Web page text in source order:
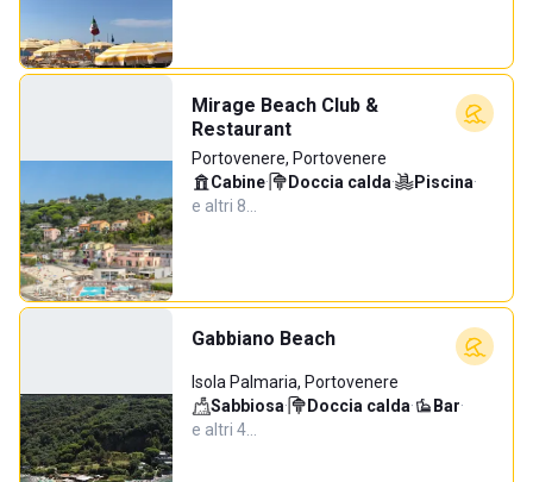
Mirage Beach Club &
Restaurant
Portovenere, Portovenere
Cabine· Doccia calda· Piscina·
e altri 8…
Gabbiano Beach
Isola Palmaria, Portovenere
Sabbiosa· Doccia calda· Bar·
e altri 4…